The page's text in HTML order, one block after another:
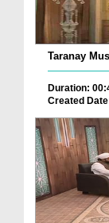
Duration:
Created